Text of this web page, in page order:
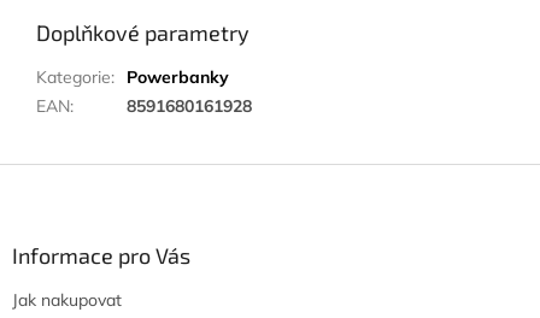
Doplňkové parametry
Kategorie:
Powerbanky
EAN: 8591680161928
Informace pro Vás
Jak nakupovat